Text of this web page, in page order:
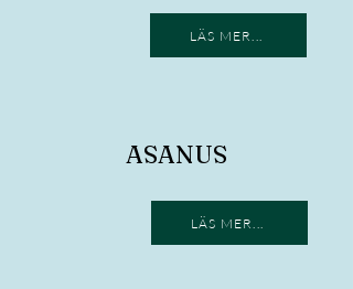
LÄS MER...
ASANUS
LÄS MER...